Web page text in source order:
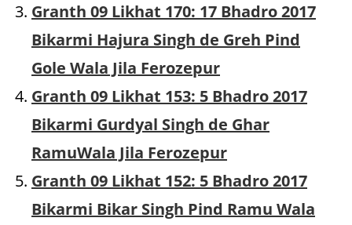
Granth 09 Likhat 170: 17 Bhadro 2017
Bikarmi Hajura Singh de Greh Pind
Gole Wala Jila Ferozepur
Granth 09 Likhat 153: 5 Bhadro 2017
Bikarmi Gurdyal Singh de Ghar
RamuWala Jila Ferozepur
Granth 09 Likhat 152: 5 Bhadro 2017
Bikarmi Bikar Singh Pind Ramu Wala